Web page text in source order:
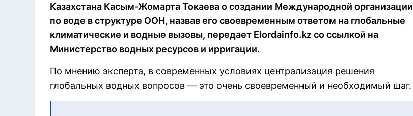
Казахстана Касым-Жомарта Токаева о создании Международной организации
по воде в структуре ООН, назвав его своевременным ответом на глобальные
климатические и водные вызовы, передает Elordainfo.kz со ссылкой на
Министерство водных ресурсов и ирригации.
По мнению эксперта, в современных условиях централизация решения
глобальных водных вопросов — это очень своевременный и необходимый шаг.